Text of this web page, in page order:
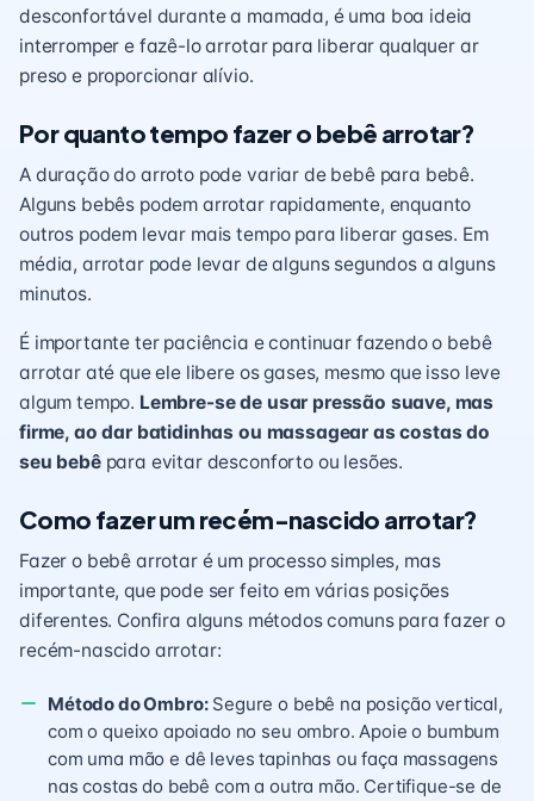
desconfortável durante a mamada, é uma boa ideia
interromper e fazê-lo arrotar para liberar qualquer ar
preso e proporcionar alívio.
Por quanto tempo fazer o bebê arrotar?
A duração do arroto pode variar de bebê para bebê.
Alguns bebês podem arrotar rapidamente, enquanto
outros podem levar mais tempo para liberar gases. Em
média, arrotar pode levar de alguns segundos a alguns
minutos.
É importante ter paciência e continuar fazendo o bebê
arrotar até que ele libere os gases, mesmo que isso leve
algum tempo. Lembre-se de usar pressão suave, mas
firme, ao dar batidinhas ou massagear as costas do
seu bebêpara evitar desconforto ou lesões.
Como fazer um recém-nascido arrotar?
Fazer o bebê arrotar é um processo simples, mas
importante, que pode ser feito em várias posições
diferentes. Confira alguns métodos comuns para fazer o
recém-nascido arrotar:
Método do Ombro:Segure o bebê na posição vertical,
com o queixo apoiado no seu ombro. Apoie o bumbum
com uma mão e dê leves tapinhas ou faça massagens
nas costas do bebê com a outra mão. Certifique-se de